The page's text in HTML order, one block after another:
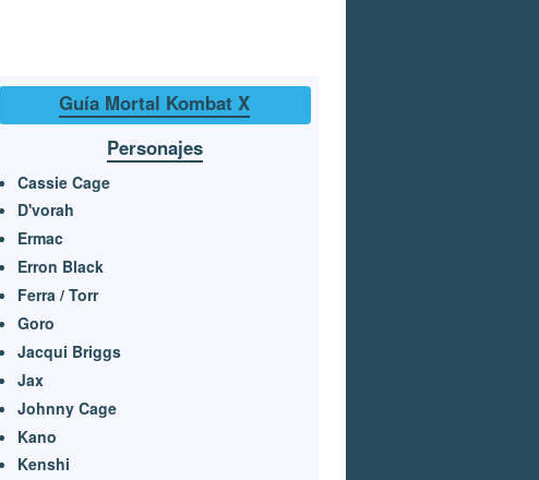
Guía Mortal Kombat X
Personajes
Cassie Cage
D'vorah
Ermac
Erron Black
Ferra / Torr
Goro
Jacqui Briggs
Jax
Johnny Cage
Kano
Kenshi